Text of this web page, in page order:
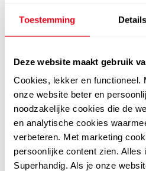
Toestemming Details
Deze website maakt gebruik
Cookies, lekker en functioneel.
onze website beter en
noodzakelijke cookies die de
en analytische cookies
verbeteren. Met marketing
persoonlijke content zien. Alles
Superhandig. Als je onze